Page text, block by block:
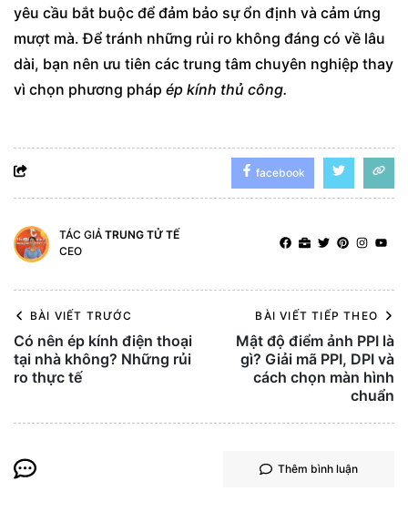
yêu cầu bắt buộc để đảm bảo sự ổn định và cảm ứng
mượt mà. Để tránh những rủi ro không đáng có về lâu
dài, bạn nên ưu tiên các trung tâm chuyên nghiệp thay
vì chọn phương pháp ép kính thủ công.
facebook
TÁC GIẢ TRUNG TỬ TẾ
CEO
BÀI VIẾT TRƯỚC
Có nên ép kính điện thoại
tại nhà không? Những rủi
ro thực tế
BÀI VIẾT TIẾP THEO
Mật độ điểm ảnh PPI là
gì? Giải mã PPI, DPI và
cách chọn màn hình
chuẩn
Thêm bình luận